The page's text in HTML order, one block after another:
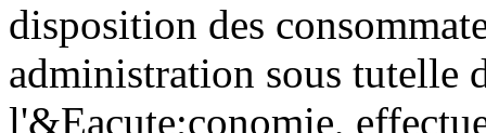
disposition des
administration sous tutelle
l'&Eacute;conomie,